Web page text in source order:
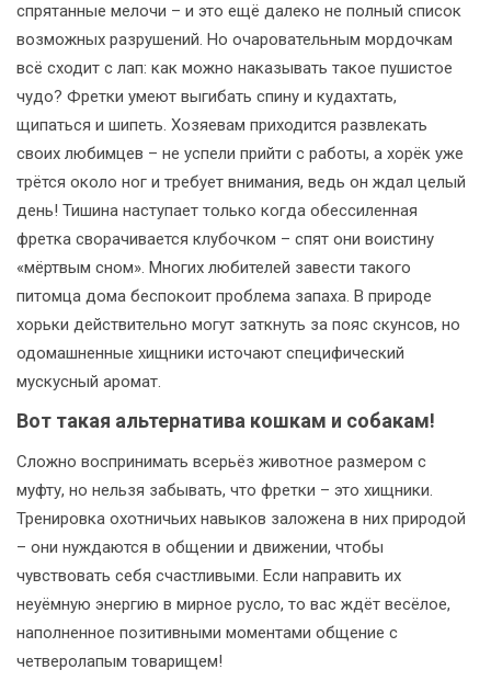
спрятанные мелочи – и это ещё далеко не полный список
возможных разрушений. Но очаровательным мордочкам
всё сходит с лап: как можно наказывать такое пушистое
чудо? Фретки умеют выгибать спину и кудахтать,
щипаться и шипеть. Хозяевам приходится развлекать
своих любимцев – не успели прийти с работы, а хорёк уже
трётся около ног и требует внимания, ведь он ждал целый
день! Тишина наступает только когда обессиленная
фретка сворачивается клубочком – спят они воистину
«мёртвым сном». Многих любителей завести такого
питомца дома беспокоит проблема запаха. В природе
хорьки действительно могут заткнуть за пояс скунсов, но
одомашненные хищники источают специфический
мускусный аромат.
Вот такая альтернатива кошкам и собакам!
Сложно воспринимать всерьёз животное размером с
муфту, но нельзя забывать, что фретки – это хищники.
Тренировка охотничьих навыков заложена в них природой
– они нуждаются в общении и движении, чтобы
чувствовать себя счастливыми. Если направить их
неуёмную энергию в мирное русло, то вас ждёт весёлое,
наполненное позитивными моментами общение с
четверолапым товарищем!